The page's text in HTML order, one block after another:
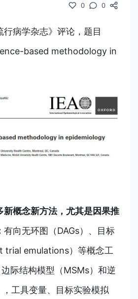
0 0
病学杂志》评论，题目
based methodology in
新概念新方法，尤其是因果推
有向无环图（DAGs）、目标
trial emulations）等概念工
际结构模型（MSMs）和逆
工具变量、目标实验模拟